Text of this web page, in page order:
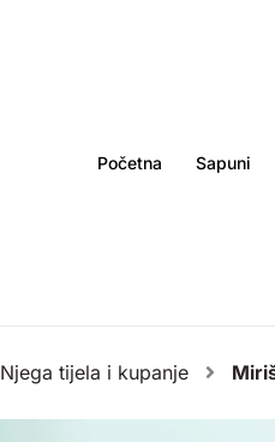
Početna Sapuni
Njega tijela i kupanje